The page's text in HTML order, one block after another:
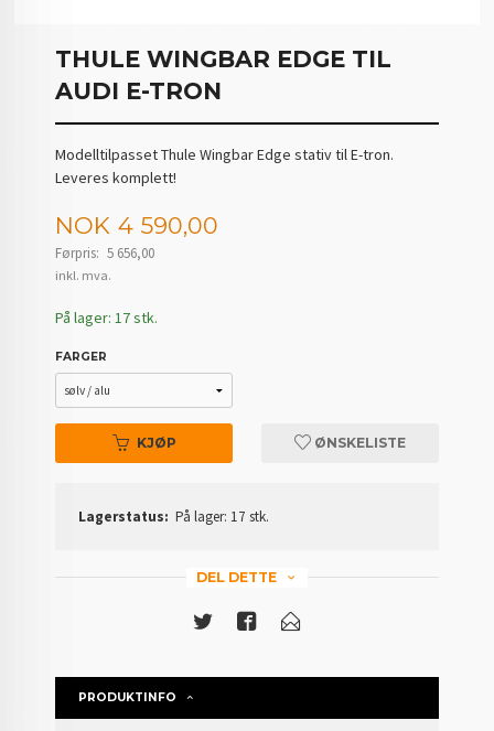
THULE WINGBAR EDGE TIL
AUDI E-TRON
Modelltilpasset Thule Wingbar Edge stativ til E-tron.
Leveres komplett!
Tilbud
NOK 4 590,00
Førpris: 5 656,00
Rabatt
inkl. mva.
På lager: 17 stk.
FARGER
KJØP ØNSKELISTE
Lagerstatus: På lager: 17 stk.
DEL DETTE
PRODUKTINFO